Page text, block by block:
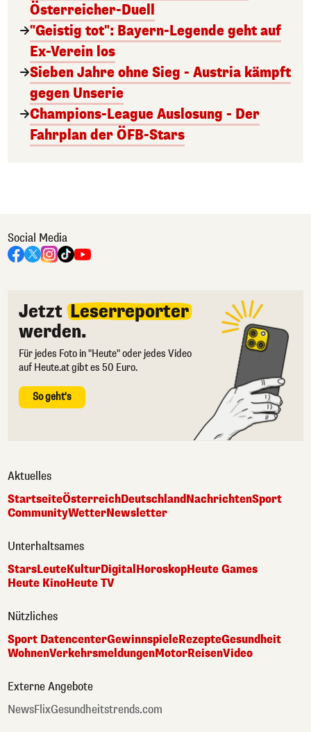
Österreicher-Duell
"Geistig tot": Bayern-Legende geht auf
Ex-Verein los
Sieben Jahre ohne Sieg - Austria kämpft
gegen Unserie
Champions-League Auslosung - Der
Fahrplan der ÖFB-Stars
Social Media
Jetzt Leserreporter
werden.
Für jedes Foto in "Heute" oder jedes Video
auf Heute.at gibt es 50 Euro.
So geht's
Aktuelles
StartseiteÖsterreichDeutschlandNachrichtenSport
CommunityWetterNewsletter
Unterhaltsames
StarsLeuteKulturDigital HoroskopHeute Games
Heute KinoHeute TV
Nützliches
Sport DatencenterGewinnspieleRezepteGesundheit
WohnenVerkehrsmeldungenMotorReisenVideo
Externe Angebote
NewsFlixGesundheitstrends.com